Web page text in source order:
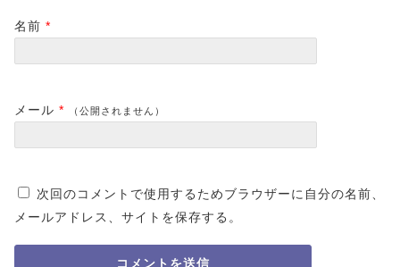
名前 *
メール * （公開されません）
次回のコメントで使用するためブラウザーに自分の名前、
メールアドレス、サイトを保存する。